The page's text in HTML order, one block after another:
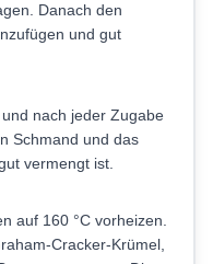
Danach den
und gut
nach jeder Zugabe
Schmand und das
vermengt ist.
auf 160 °C vorheizen.
Cracker-Krümel,